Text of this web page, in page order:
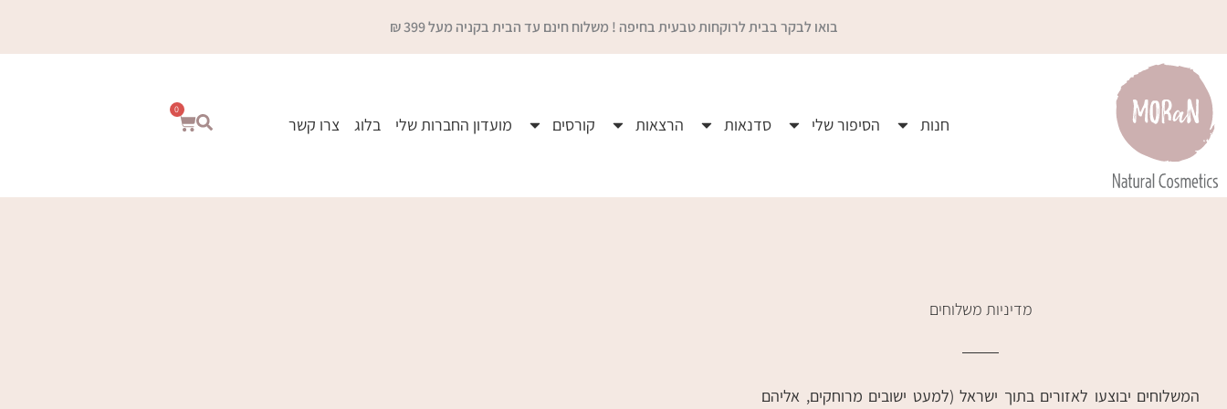
בואו לבקר בבית לרוקחות טבעית בחיפה ! משלוח חינם עד הבית בקניה מעל 399 ₪
חנות הסיפור שלי סדנאות הרצאות קורסים מועדון החברות שלי בלוג צרו קשר
0
עגלת
מדיניות משלוחים
המשלוחים יבוצעו לאזורים בתוך ישראל (למעט ישובים מרוחקים, אליהם